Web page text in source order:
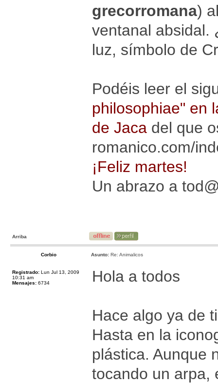
grecorromana)
ventanal absidal.
luz, símbolo de
Podéis leer el
philosophiae" en
de Jaca del que
romanico.com/
¡Feliz martes!
Un abrazo a
Arriba
Corbio Asunto: Re: Animalicos
Registrado: Lun Jul 13, 2009
10:31 am
Mensajes: 6734 Hola a todos
Hace algo ya de
Hasta en la
plástica. Aunque
tocando un arpa,